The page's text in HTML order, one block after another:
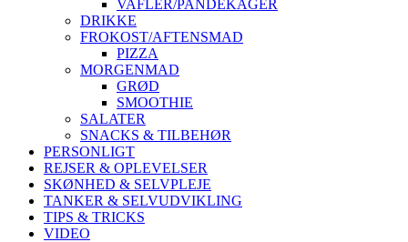
VAFLER/PANDEKAGER
DRIKKE
FROKOST/AFTENSMAD
PIZZA
MORGENMAD
GRØD
SMOOTHIE
SALATER
SNACKS & TILBEHØR
PERSONLIGT
REJSER & OPLEVELSER
SKØNHED & SELVPLEJE
TANKER & SELVUDVIKLING
TIPS & TRICKS
VIDEO